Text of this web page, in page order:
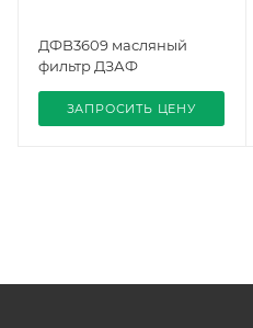
ДФB3609 масляный
фильтр ДЗАФ
ЗАПРОСИТЬ ЦЕНУ